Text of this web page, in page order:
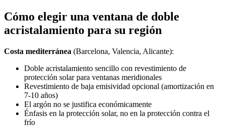
Cómo elegir una ventana de doble
acristalamiento para su región
Costa mediterránea (Barcelona, Valencia, Alicante):
Doble acristalamiento sencillo con revestimiento de
protección solar para ventanas meridionales
Revestimiento de baja emisividad opcional (amortización en
7-10 años)
El argón no se justifica económicamente
Énfasis en la protección solar, no en la protección contra el
frío